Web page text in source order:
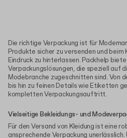
Die richtige Verpackung ist für
Produkte sicher zu versenden und beim
Eindruck zu hinterlassen. Packhelp
Verpackungslösungen, die speziell auf
Modebranche zugeschnitten sind. Von
bis hin zu feinen Details wie Etiketten
kompletten Verpackungsauftritt.
Vielseitige Bekleidungs- und
Für den Versand von Kleidung ist eine
ansprechende Verpackung unerlässlich.